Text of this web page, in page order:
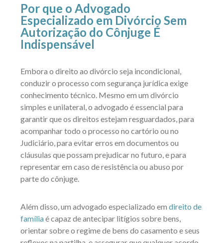
Por que o Advogado
Especializado em Divórcio Sem
Autorização do Cônjuge É
Indispensável
Embora o direito ao divórcio seja incondicional,
conduzir o processo com segurança jurídica exige
conhecimento técnico. Mesmo em um divórcio
simples e unilateral, o advogado é essencial para
garantir que os direitos estejam resguardados, para
acompanhar todo o processo no cartório ou no
Judiciário, para evitar erros em documentos ou
cláusulas que possam prejudicar no futuro, e para
representar em caso de resistência ou abuso por
parte do cônjuge.
Além disso, um advogado especializado em direito de
famíliaé capaz de antecipar litígios sobre bens,
orientar sobre o regime de bens do casamento e seus